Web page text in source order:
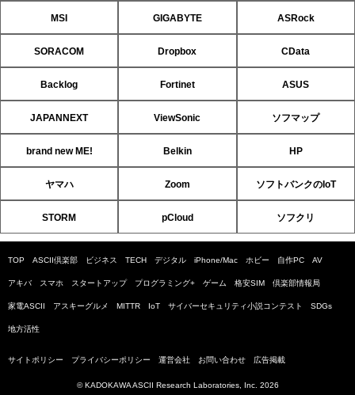
MSI GIGABYTE ASRock
SORACOM Dropbox CData
Backlog Fortinet ASUS
JAPANNEXT ViewSonic ソフマップ
brand new ME! Belkin HP
ヤマハ Zoom ソフトバンクのIoT
STORM pCloud ソフクリ
TOP ASCII倶楽部 ビジネス TECH デジタル iPhone/Mac ホビー 自作PC AV
アキバ スマホ スタートアップ プログラミング+ ゲーム 格安SIM 倶楽部情報局
家電ASCII アスキーグルメ MITTR IoT サイバーセキュリティ小説コンテスト SDGs
地方活性
サイトポリシー プライバシーポリシー 運営会社 お問い合わせ 広告掲載
© KADOKAWA ASCII Research Laboratories, Inc. 2026